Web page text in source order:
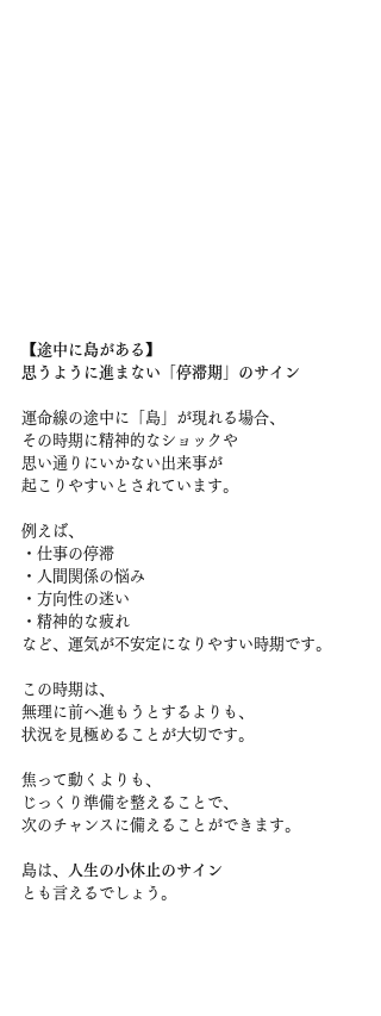
【途中に島がある】
思うように進まない「停滞期」のサイン
運命線の途中に「島」が現れる場合、
その時期に精神的なショックや
思い通りにいかない出来事が
起こりやすいとされています。
例えば、
・仕事の停滞
・人間関係の悩み
・方向性の迷い
・精神的な疲れ
など、運気が不安定になりやすい時期です。
この時期は、
無理に前へ進もうとするよりも、
状況を見極めることが大切です。
焦って動くよりも、
じっくり準備を整えることで、
次のチャンスに備えることができます。
島は、
人生の小休止のサイン
とも言えるでしょう。